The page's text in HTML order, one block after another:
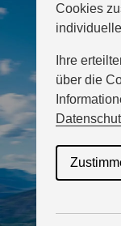
Cookies
Ihre
über die
MARINE
UNTERNEHMEN
SUCHE